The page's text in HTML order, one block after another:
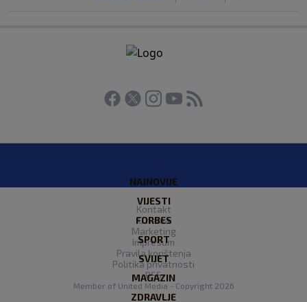
NAJNOVIJE
VIJESTI
FORBES
SPORT
SVIJET
MAGAZIN
ZDRAVLJE
Kontakt
O nama
Marketing
Impresum
Pravila korištenja
Politika privatnosti
RSS
Member of United Media - Copyright 2026